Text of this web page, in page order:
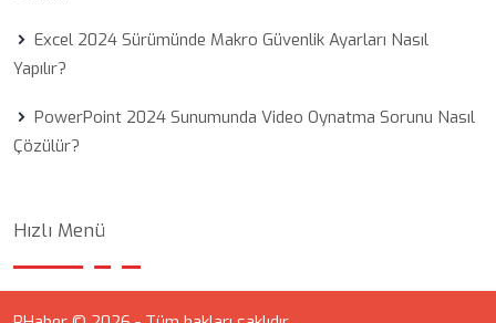
Excel 2024 Sürümünde Makro Güvenlik Ayarları Nasıl
Yapılır?
PowerPoint 2024 Sunumunda Video Oynatma Sorunu Nasıl
Çözülür?
Hızlı Menü